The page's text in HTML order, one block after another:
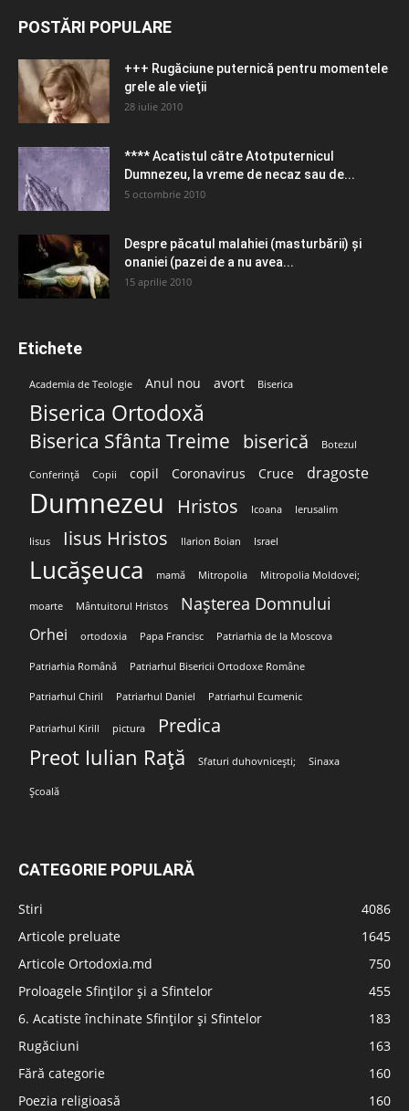
POSTĂRI POPULARE
+++ Rugăciune puternică pentru momentele
grele ale vieţii
28 iulie 2010
**** Acatistul către Atotputernicul
Dumnezeu, la vreme de necaz sau de...
5 octombrie 2010
Despre păcatul malahiei (masturbării) şi
onaniei (pazei de a nu avea...
15 aprilie 2010
Etichete
Academia de Teologie Anul nou avort Biserica
Biserica Ortodoxă
Biserica Sfânta Treime biserică Botezul
Conferință Copii copil Coronavirus Cruce dragoste
Dumnezeu Hristos Icoana Ierusalim
Iisus Iisus Hristos Ilarion Boian Israel
Lucășeuca mamă Mitropolia Mitropolia Moldovei;
moarte Mântuitorul Hristos Nașterea Domnului
Orhei ortodoxia Papa Francisc Patriarhia de la Moscova
Patriarhia Română Patriarhul Bisericii Ortodoxe Române
Patriarhul Chiril Patriarhul Daniel Patriarhul Ecumenic
Patriarhul Kirill pictura Predica
Preot Iulian Rață Sfaturi duhovnicești; Sinaxa
Școală
CATEGORIE POPULARĂ
Stiri
4086
Articole preluate
1645
Articole Ortodoxia.md
750
Proloagele Sfinților și a Sfintelor
455
6. Acatiste închinate Sfinților și Sfintelor
183
Rugăciuni
163
Fără categorie
160
Poezia religioasă
160